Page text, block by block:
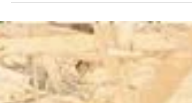
て、青山デザインサロンを開催しております。今
回は５月25日金曜日、プレミアムフライデーの夕
方から16：00 - 20：00 に開催致します。ワイン
片手に自由な交流できる場をご提供できれ...